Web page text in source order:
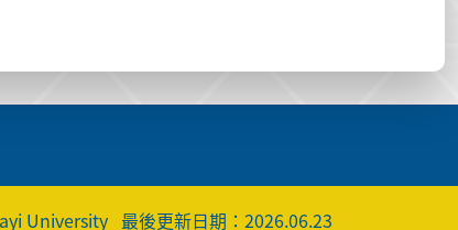
University 最後更新日期：2026.06.23